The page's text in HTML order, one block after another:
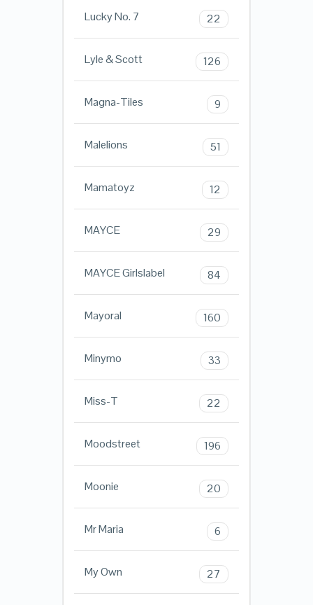
Lucky No. 7 22
Lyle & Scott 126
Magna-Tiles 9
Malelions 51
Mamatoyz 12
MAYCE 29
MAYCE Girlslabel 84
Mayoral 160
Minymo 33
Miss-T 22
Moodstreet 196
Moonie 20
Mr Maria 6
My Own 27